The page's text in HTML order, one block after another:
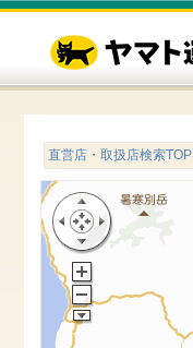
直営店・取扱店検索TOP